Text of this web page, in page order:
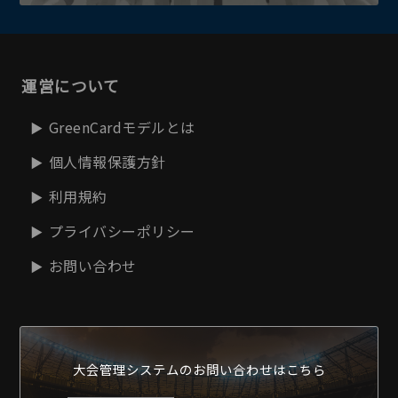
運営について
GreenCardモデルとは
個人情報保護方針
利用規約
プライバシーポリシー
お問い合わせ
大会管理システムのお問い合わせはこちら